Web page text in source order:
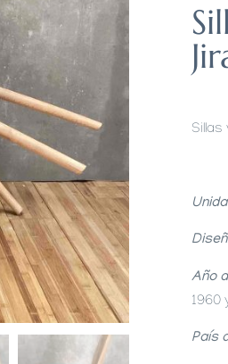
Sillas
Año
1960
País